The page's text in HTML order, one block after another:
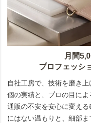
月間
プロフェッシ
自社工房で、技術を磨き
個の実績と、プロの目に
通販の不安を安心に変え
にはない温もりと、細部